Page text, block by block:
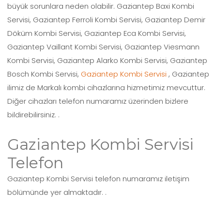
büyük sorunlara neden olabilir. Gaziantep Baxi Kombi
Servisi, Gaziantep Ferroli Kombi Servisi, Gaziantep Demir
Döküm Kombi Servisi, Gaziantep Eca Kombi Servisi,
Gaziantep Vaillant Kombi Servisi, Gaziantep Viesmann
Kombi Servisi, Gaziantep Alarko Kombi Servisi, Gaziantep
Bosch Kombi Servisi, Gaziantep Kombi Servisi , Gaziantep
ilimiz de Markalı kombi cihazlarına hizmetimiz mevcuttur.
Diğer cihazları telefon numaramız üzerinden bizlere
bildirebilirsiniz. .
Gaziantep Kombi Servisi
Telefon
Gaziantep Kombi Servisi telefon numaramız iletişim
bölümünde yer almaktadır. .